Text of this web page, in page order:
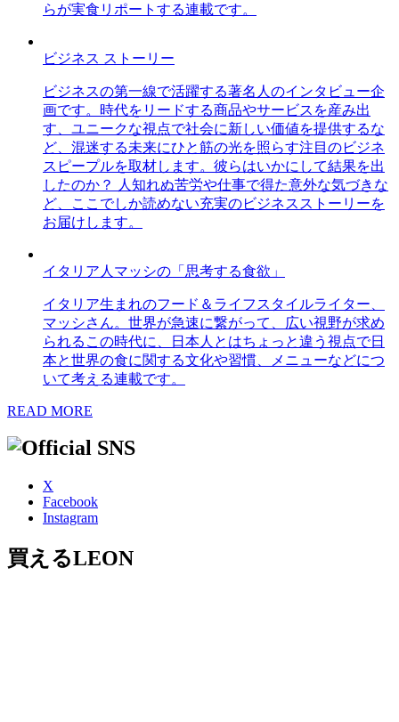
らが実食リポートする連載です。
ビジネス ストーリー
ビジネスの第一線で活躍する著名人のインタビュー企
画です。時代をリードする商品やサービスを産み出
す、ユニークな視点で社会に新しい価値を提供するな
ど、混迷する未来にひと筋の光を照らす注目のビジネ
スピープルを取材します。彼らはいかにして結果を出
したのか？ 人知れぬ苦労や仕事で得た意外な気づきな
ど、ここでしか読めない充実のビジネスストーリーを
お届けします。
イタリア人マッシの「思考する食欲」
イタリア生まれのフード＆ライフスタイルライター、
マッシさん。世界が急速に繋がって、広い視野が求め
られるこの時代に、日本人とはちょっと違う視点で日
本と世界の食に関する文化や習慣、メニューなどにつ
いて考える連載です。
READ MORE
X
Facebook
Instagram
買えるLEON